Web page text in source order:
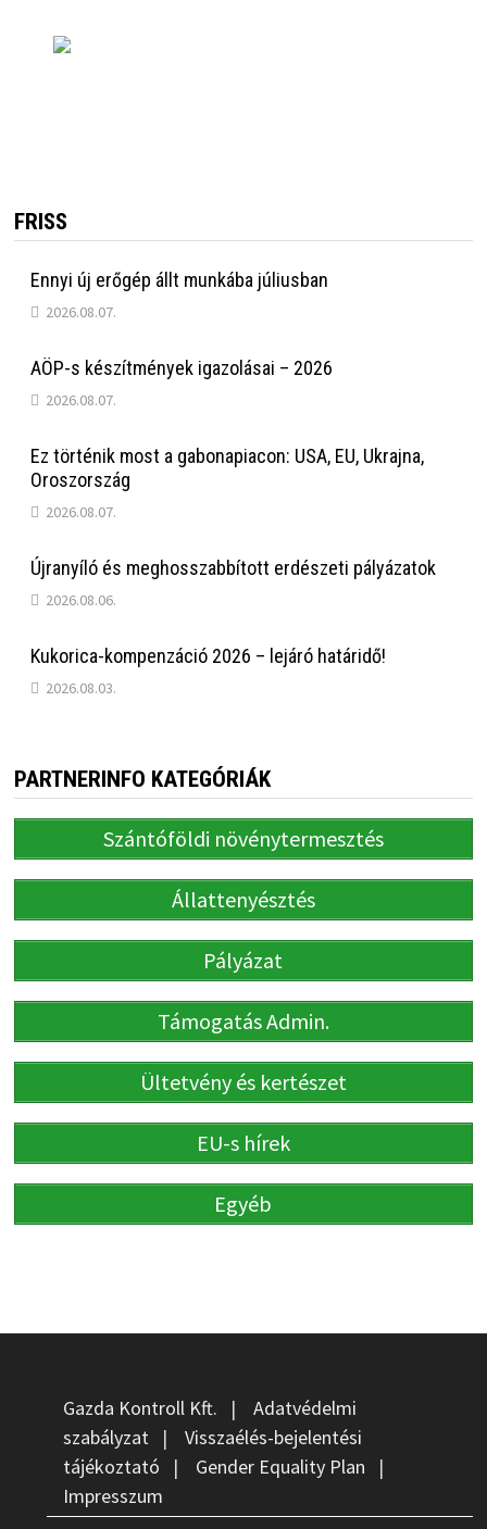
FRISS
Ennyi új erőgép állt munkába júliusban
2026.08.07.
AÖP-s készítmények igazolásai – 2026
2026.08.07.
Ez történik most a gabonapiacon: USA, EU, Ukrajna,
Oroszország
2026.08.07.
Újranyíló és meghosszabbított erdészeti pályázatok
2026.08.06.
Kukorica-kompenzáció 2026 – lejáró határidő!
2026.08.03.
PARTNERINFO KATEGÓRIÁK
Szántóföldi növénytermesztés
Állattenyésztés
Pályázat
Támogatás Admin.
Ültetvény és kertészet
EU-s hírek
Egyéb
Gazda Kontroll Kft. | Adatvédelmi
szabályzat| Visszaélés-bejelentési
tájékoztató | Gender Equality Plan |
Impresszum